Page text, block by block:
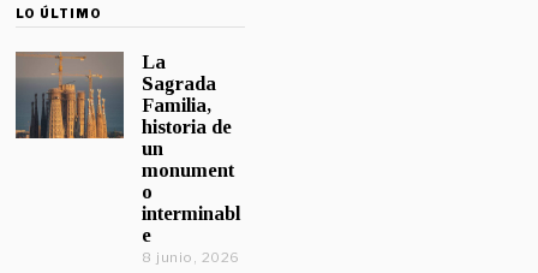
LO ÚLTIMO
La
Sagrada
Familia,
historia de
un
monument
o
interminabl
e
8 junio, 2026